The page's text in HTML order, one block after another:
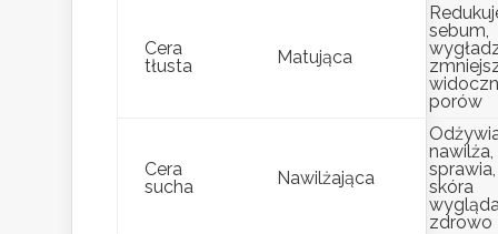
Cera
tłusta
Matująca
sebum,
porów
Cera
sucha
Nawilżająca
nawilża,
skóra
zdrowo